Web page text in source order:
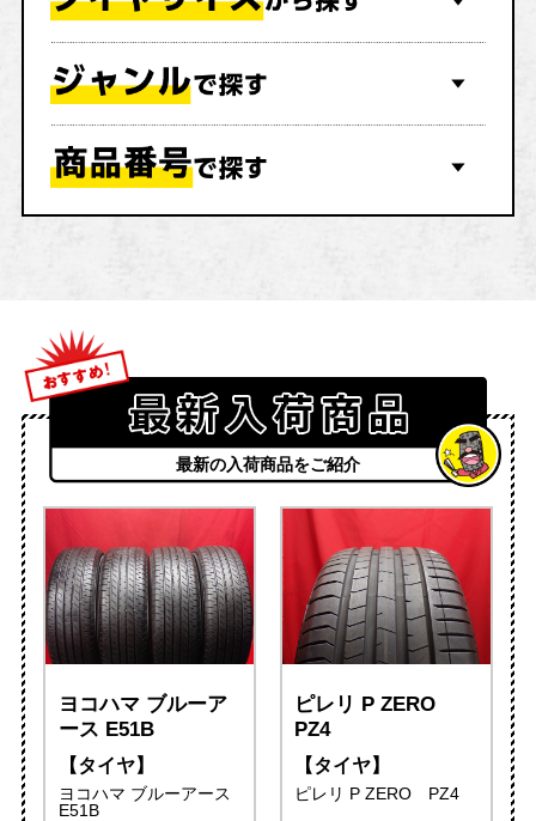
最新の入荷商品をご紹介
ヨコハマ ブルーア
ース E51B
【タイヤ】
ヨコハマ ブルーアース
E51B
ピレリ P ZERO
PZ4
【タイヤ】
ピレリ P ZERO PZ4